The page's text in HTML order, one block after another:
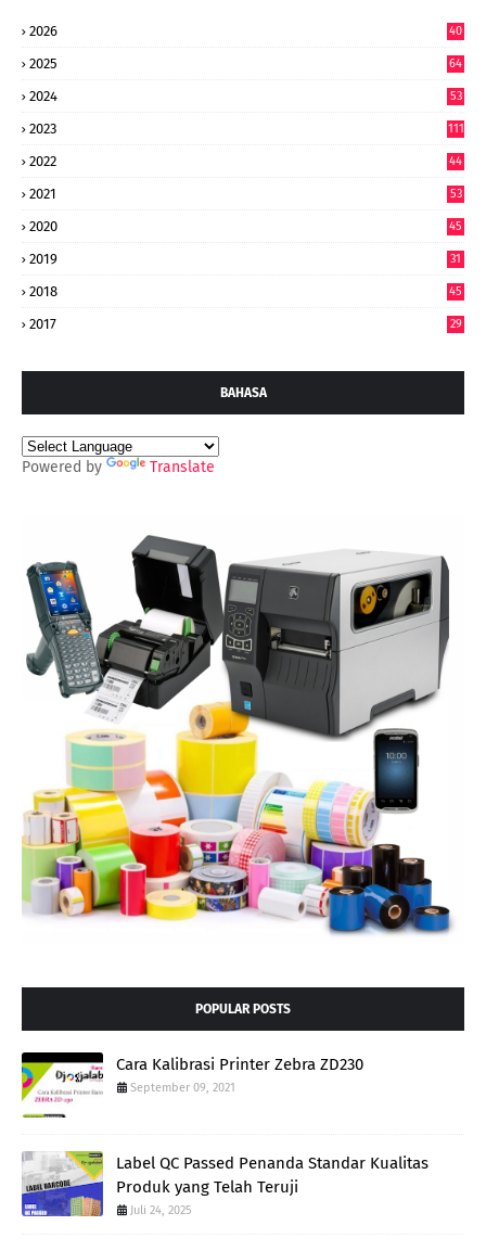
2026
40
2025
64
2024
53
2023 111
2022
44
2021 53
2020 45
2019 31
2018 45
2017 29
BAHASA
Powered by Translate
POPULAR POSTS
Cara Kalibrasi Printer Zebra ZD230
September 09, 2021
Label QC Passed Penanda Standar Kualitas
Produk yang Telah Teruji
Juli 24, 2025